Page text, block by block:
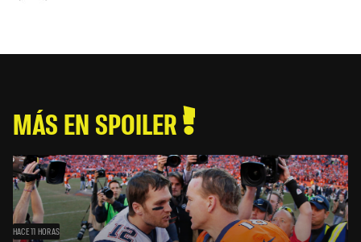
MÁS EN SPOILER
HACE 11 HORAS